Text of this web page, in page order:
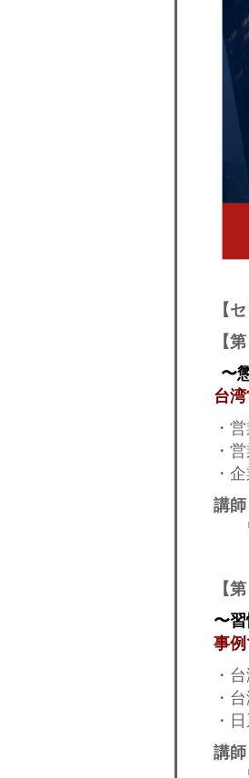
【
【
〜
台
・
・
・
講
ワ
【
〜
事
・
・
・
講